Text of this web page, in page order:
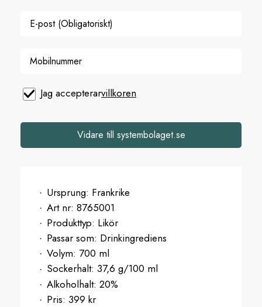
Jag accepterarvillkoren
Vidare till systembolaget.se
Ursprung: Frankrike
Art nr: 8765001
Produkttyp: Likör
Passar som: Drinkingrediens
Volym: 700 ml
Sockerhalt: 37,6 g/100 ml
Alkoholhalt: 20%
Pris: 399 kr